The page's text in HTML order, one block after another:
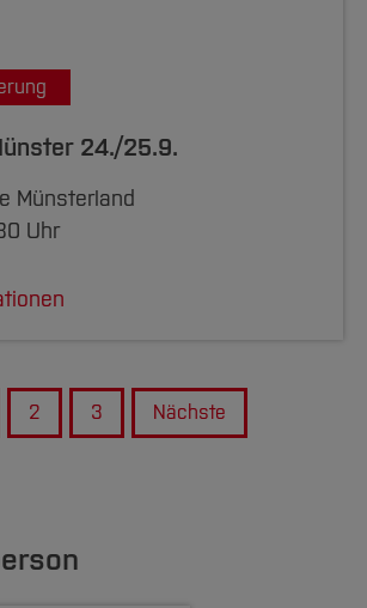
24./25.9.
Münsterland
Uhr
2 3 Nächste